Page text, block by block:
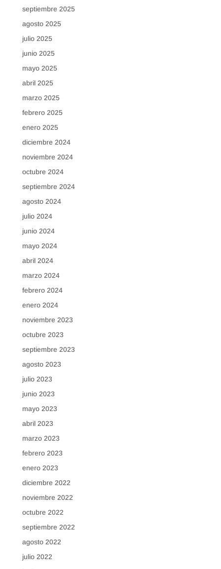
septiembre 2025
agosto 2025
julio 2025
junio 2025
mayo 2025
abril 2025
marzo 2025
febrero 2025
enero 2025
diciembre 2024
noviembre 2024
octubre 2024
septiembre 2024
agosto 2024
julio 2024
junio 2024
mayo 2024
abril 2024
marzo 2024
febrero 2024
enero 2024
noviembre 2023
octubre 2023
septiembre 2023
agosto 2023
julio 2023
junio 2023
mayo 2023
abril 2023
marzo 2023
febrero 2023
enero 2023
diciembre 2022
noviembre 2022
octubre 2022
septiembre 2022
agosto 2022
julio 2022